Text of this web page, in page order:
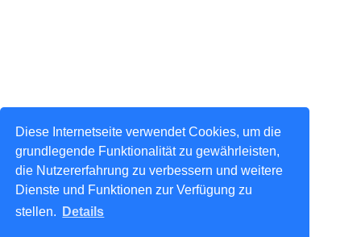
Diese Internetseite verwendet Cookies, um die
grundlegende Funktionalität zu gewährleisten,
die Nutzererfahrung zu verbessern und weitere
Dienste und Funktionen zur Verfügung zu
stellen.
Details